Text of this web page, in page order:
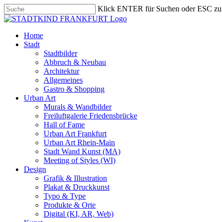
Skip
to
content
Klick ENTER für Suchen oder ESC
Close
search
Menu
Home
Stadt
Stadtbilder
Abbruch & Neubau
Architektur
Allgemeines
Gastro & Shopping
Urban Art
Murals & Wandbilder
Freiluftgalerie Friedensbrücke
Hall of Fame
Urban Art Frankfurt
Urban Art Rhein-Main
Stadt Wand Kunst (MA)
Meeting of Styles (WI)
Design
Grafik & Illustration
Plakat & Druckkunst
Typo & Type
Produkte & Orte
Digital (KI, AR, Web)